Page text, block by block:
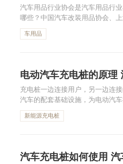
汽车用品行业协会是汽车用品行
哪些？中国汽车改装用品协会、
用品行业协会。下面跟着小编一
车用品
电动汽车充电桩的原理
充电桩一边连接用户，另一边连
汽车的配套基础设施，为电动汽
构造是怎样的呢，一起来了解一下
新能源充电桩
汽车充电桩如何使用